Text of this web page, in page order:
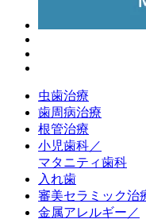
虫歯治療
歯周病治療
根管治療
小児歯科／
マタニティ歯科
入れ歯
審美セラミック治
金属アレルギー／